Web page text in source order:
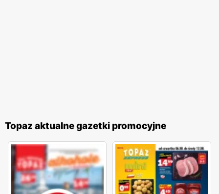
Topaz aktualne gazetki promocyjne